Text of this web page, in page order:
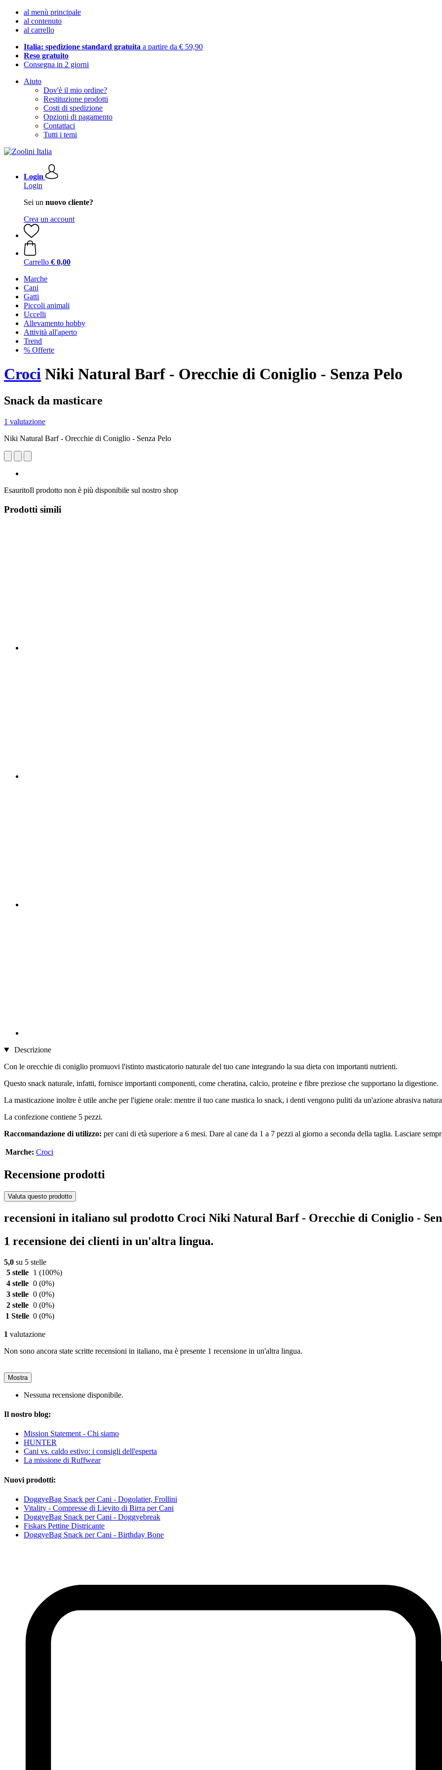
al menù principale
al contenuto
al carrello
Italia: spedizione standard gratuita a partire da € 59,90
Reso gratuito
Consegna in 2 giorni
Aiuto
Dov'è il mio ordine?
Restituzione prodotti
Costi di spedizione
Opzioni di pagamento
Contattaci
Tutti i temi
Login
Login
Sei un nuovo cliente?
Crea un account
Carrello € 0,00
Marche
Cani
Gatti
Piccoli animali
Uccelli
Allevamento hobby
Attività all'aperto
Trend
% Offerte
Croci Niki Natural Barf - Orecchie di Coniglio - Senza Pelo
Snack da masticare
1 valutazione
Niki Natural Barf - Orecchie di Coniglio - Senza Pelo
EsauritoIl prodotto non è più disponibile sul nostro shop
Prodotti simili
Descrizione
Con le orecchie di coniglio promuovi l'istinto masticatorio naturale del tuo cane integrando la sua dieta con importanti nutrienti.
Questo snack naturale, infatti, fornisce importanti componenti, come cheratina, calcio, proteine e fibre preziose che supportano la digestione.
La masticazione inoltre è utile anche per l'igiene orale: mentre il tuo cane mastica lo snack, i denti vengono puliti da un'azione abrasiva
La confezione contiene 5 pezzi.
Raccomandazione di utilizzo: per cani di età superiore a 6 mesi. Dare al cane da 1 a 7 pezzi al giorno a seconda della taglia. Lasciare
Marche: Croci
Recensione prodotti
Valuta questo prodotto
recensioni in italiano sul prodotto Croci Niki Natural Barf - Orecchie di Coniglio -
1 recensione dei clienti in un'altra lingua.
5,0 su 5 stelle
5 stelle
1 (100%)
4 stelle 0 (0%)
3 stelle 0 (0%)
2 stelle 0 (0%)
1 Stelle 0 (0%)
1 valutazione
Non sono ancora state scritte recensioni in italiano, ma è presente 1 recensione in un'altra lingua.
Mostra
Nessuna recensione disponibile.
Il nostro blog:
Mission Statement - Chi siamo
HUNTER
Cani vs. caldo estivo: i consigli dell'esperta
La missione di Ruffwear
Nuovi prodotti:
DoggyeBag Snack per Cani - Dogolatier, Frollini
Vitality - Compresse di Lievito di Birra per Cani
DoggyeBag Snack per Cani - Doggyebreak
Fiskars Pettine Districante
DoggyeBag Snack per Cani - Birthday Bone